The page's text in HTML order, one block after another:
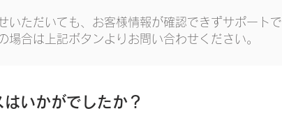
いただいても、お客様情報が確認できずサポートで
合は上記ボタンよりお問い合わせください。
いかがでしたか？